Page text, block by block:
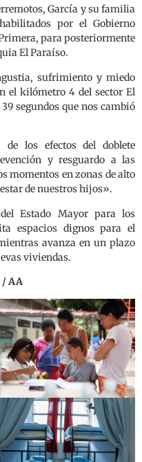
García y su familia
por el Gobierno
para posteriormente
El Paraíso.
sufrimiento y miedo
el kilómetro 4 del sector El
segundos que nos cambió
de los efectos del doblete
y resguardo a las
momentos en zonas de alto
de nuestros hijos».
Estado Mayor para los
espacios dignos para el
avanza en un plazo
viviendas.
AA